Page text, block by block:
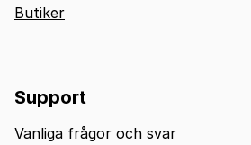
Butiker
Support
Vanliga frågor och svar